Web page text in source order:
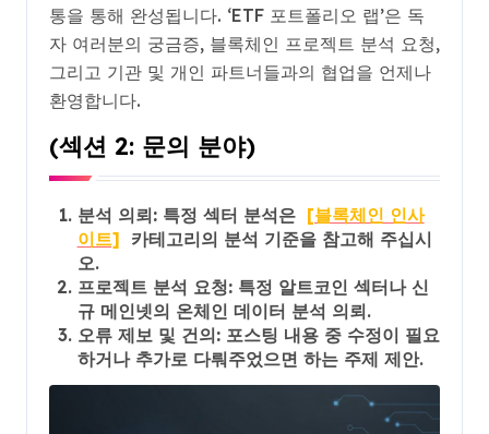
통을 통해 완성됩니다. ‘ETF 포트폴리오 랩’은 독
자 여러분의 궁금증, 블록체인 프로젝트 분석 요청,
그리고 기관 및 개인 파트너들과의 협업을 언제나
환영합니다.
(섹션 2: 문의 분야)
분석 의뢰:특정 섹터 분석은 [블록체인 인사
이트] 카테고리의 분석 기준을 참고해 주십시
오.
프로젝트 분석 요청:특정 알트코인 섹터나 신
규 메인넷의 온체인 데이터 분석 의뢰.
오류 제보 및 건의:포스팅 내용 중 수정이 필요
하거나 추가로 다뤄주었으면 하는 주제 제안.